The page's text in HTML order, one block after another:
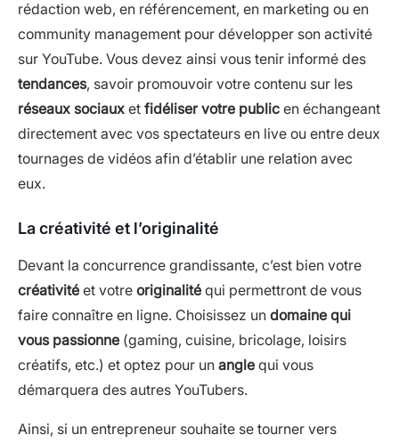
rédaction web, en référencement, en marketing ou en
community management pour développer son activité
sur YouTube. Vous devez ainsi vous tenir informé des
tendances, savoir promouvoir votre contenu sur les
réseaux sociaux et fidéliser votre public en échangeant
directement avec vos spectateurs en live ou entre deux
tournages de vidéos afin d’établir une relation avec
eux.
La créativité et l’originalité
Devant la concurrence grandissante, c’est bien votre
créativité et votre originalité qui permettront de vous
faire connaître en ligne. Choisissez un domaine qui
vous passionne (gaming, cuisine, bricolage, loisirs
créatifs, etc.) et optez pour un angle qui vous
démarquera des autres YouTubers.
Ainsi, si un entrepreneur souhaite se tourner vers